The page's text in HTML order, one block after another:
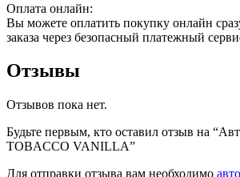
Оплата онлайн:
Вы можете оплатить покупку онлайн
заказа через безопасный платежный
Отзывы
Отзывов пока нет.
Будьте первым, кто оставил отзыв на
TOBACCO VANILLA”
Для отправки отзыва вам необходимо